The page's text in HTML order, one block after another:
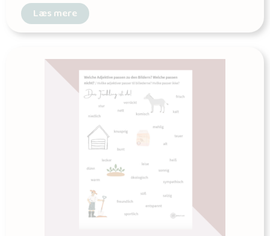
Læs mere